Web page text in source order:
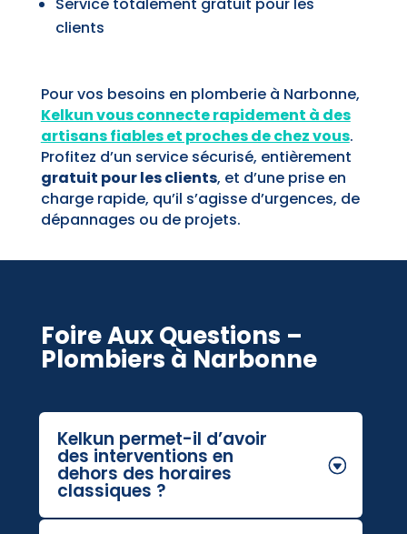
Service totalement gratuit pour les
clients
Pour vos besoins en plomberie à Narbonne,
Kelkun vous connecte rapidement à des
artisans fiables et proches de chez vous.
Profitez d’un service sécurisé, entièrement
gratuit pour les clients, et d’une prise en
charge rapide, qu’il s’agisse d’urgences, de
dépannages ou de projets.
Foire Aux Questions –
Plombiers à Narbonne
Kelkun permet-il d’avoir
des interventions en
dehors des horaires
classiques ?